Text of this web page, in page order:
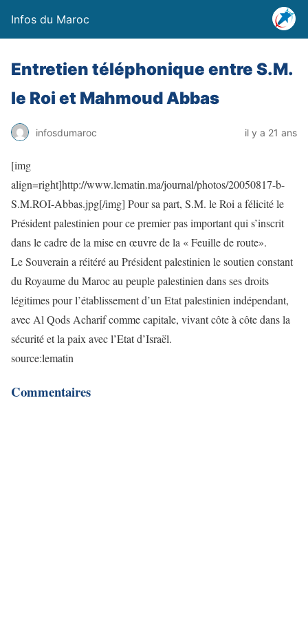
Infos du Maroc
Entretien téléphonique entre S.M.
le Roi et Mahmoud Abbas
infosdumaroc il y a 21 ans
[img
align=right]http://www.lematin.ma/journal/photos/20050817-b-
S.M.ROI-Abbas.jpg[/img] Pour sa part, S.M. le Roi a félicité le
Président palestinien pour ce premier pas important qui s’inscrit
dans le cadre de la mise en œuvre de la « Feuille de route».
Le Souverain a réitéré au Président palestinien le soutien constant
du Royaume du Maroc au peuple palestinien dans ses droits
légitimes pour l’établissement d’un Etat palestinien indépendant,
avec Al Qods Acharif comme capitale, vivant côte à côte dans la
sécurité et la paix avec l’Etat d’Israël.
source:lematin
Commentaires